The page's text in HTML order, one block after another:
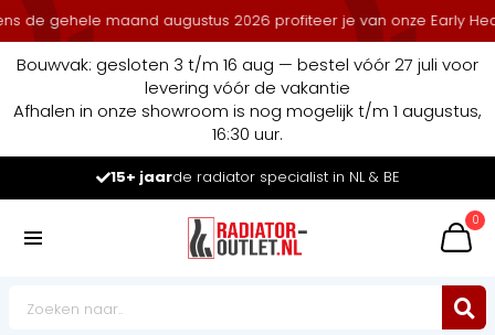
gehele maand augustus 2026 profiteer je van onze Early Heat
Bouwvak: gesloten 3 t/m 16 aug — bestel vóór 27 juli voor
levering vóór de vakantie
Afhalen in onze showroom is nog mogelijk t/m 1 augustus,
16:30 uur.
15+ jaarde radiator specialist in NL & BE
0